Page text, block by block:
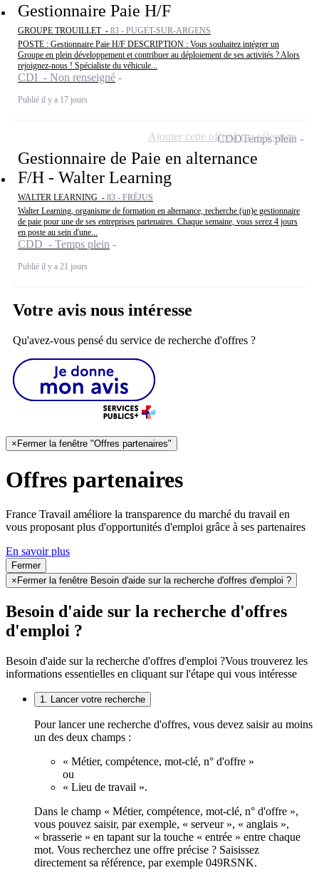
Gestionnaire Paie H/F
GROUPE TROUILLET - 83 - PUGET-SUR-ARGENS
POSTE : Gestionnaire Paie H/F DESCRIPTION : Vous souhaitez intégrer un
Groupe en plein développement et contribuer au déploiement de ses activités ? Alors
rejoignez-nous ! Spécialiste du véhicule...
CDI - Non renseigné
Publié il y a 17 jours
Gestionnaire de Paie en alternance
F/H - Walter Learning
WALTER LEARNING - 83 - FRÉJUS
Walter Learning, organisme de formation en alternance, recherche (un)e gestionnaire
de paie pour une de ses entreprises partenaires. Chaque semaine, vous serez 4 jours
en poste au sein d'une...
CDD - Temps plein
Publié il y a 21 jours
CDDTemps plein
Ajouter cette offre à ma sélection
Votre avis nous intéresse
Qu'avez-vous pensé du service de recherche d'offres ?
× Fermer la fenêtre "Offres partenaires"
Offres partenaires
France Travail améliore la transparence du marché du travail en
vous proposant plus d'opportunités d'emploi grâce à ses partenaires
En savoir plus
Fermer
× Fermer la fenêtre Besoin d'aide sur la recherche d'offres d'emploi ?
Besoin d'aide sur la recherche d'offres
d'emploi ?
Besoin d'aide sur la recherche d'offres d'emploi ?Vous trouverez les
informations essentielles en cliquant sur l'étape qui vous intéresse
1. Lancer votre recherche
Pour lancer une recherche d'offres, vous devez saisir au moins
un des deux champs :
« Métier, compétence, mot-clé, n° d'offre »
ou
« Lieu de travail ».
Dans le champ « Métier, compétence, mot-clé, n° d'offre »,
vous pouvez saisir, par exemple, « serveur », « anglais »,
« brasserie » en tapant sur la touche « entrée » entre chaque
mot. Vous recherchez une offre précise ? Saisissez
directement sa référence, par exemple 049RSNK.